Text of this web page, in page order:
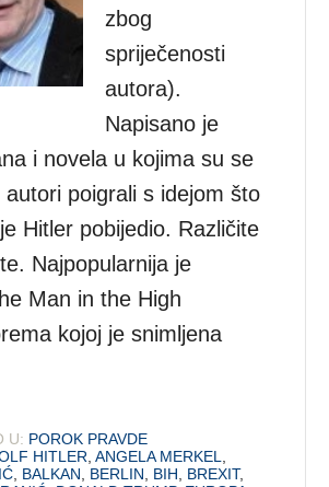
zbog
spriječenosti
autora).
Napisano je
i novela u kojima su se
poigrali s idejom što
Hitler pobijedio. Različite
Najpopularnija je
Man in the High
kojoj je snimljena
U: POROK PRAVDE
HITLER ,ANGELA MERKEL
BALKAN BERLIN BIH BREXIT,